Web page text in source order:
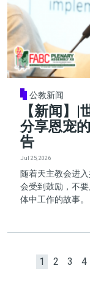
公教新闻
【新闻】
分享恩宠
告
Jul 25, 2026
随着天主教会进
会受到鼓励，不
体中工作的故事。
Current page
1 Page
2 Page
3 4